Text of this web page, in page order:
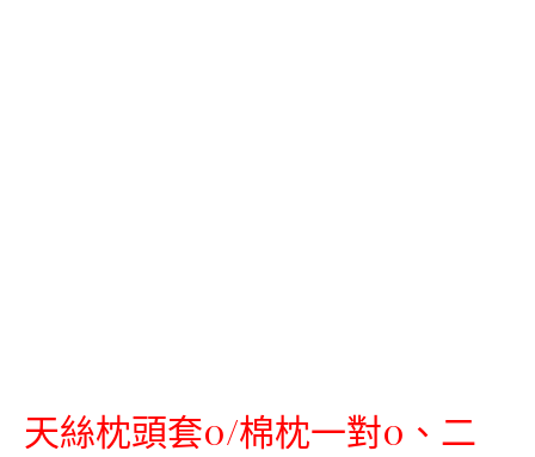
天絲枕頭套0/棉枕一對0、二